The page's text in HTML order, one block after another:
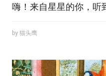
嗨！来自星星的你，听
by 猫头鹰